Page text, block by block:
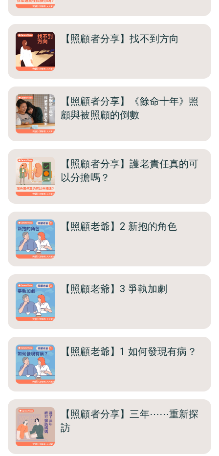
【照顧者分享】找不到方向
【照顧者分享】《餘命十年》照
顧與被照顧的倒數
【照顧者分享】護老責任真的可
以分擔嗎？
【照顧老爺】2 新抱的角色
【照顧老爺】3 爭執加劇
【照顧老爺】1 如何發現有病？
【照顧者分享】三年⋯⋯重新探
訪